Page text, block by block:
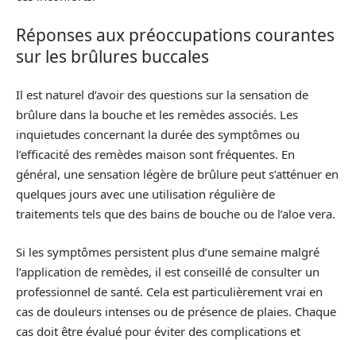
Réponses aux préoccupations courantes
sur les brûlures buccales
Il est naturel d’avoir des questions sur la sensation de
brûlure dans la bouche et les remèdes associés. Les
inquietudes concernant la durée des symptômes ou
l’efficacité des remèdes maison sont fréquentes. En
général, une sensation légère de brûlure peut s’atténuer en
quelques jours avec une utilisation régulière de
traitements tels que des bains de bouche ou de l’aloe vera.
Si les symptômes persistent plus d’une semaine malgré
l’application de remèdes, il est conseillé de consulter un
professionnel de santé. Cela est particulièrement vrai en
cas de douleurs intenses ou de présence de plaies. Chaque
cas doit être évalué pour éviter des complications et